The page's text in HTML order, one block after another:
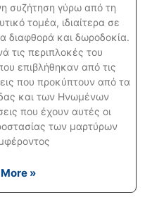
συζήτηση γύρω από τη
τομέα, ιδιαίτερα σε
διαφθορά και δωροδοκία.
τις περιπλοκές του
επιβλήθηκαν από τις
που προκύπτουν από τα
και των Ηνωμένων
που έχουν αυτές οι
των μαρτύρων
»